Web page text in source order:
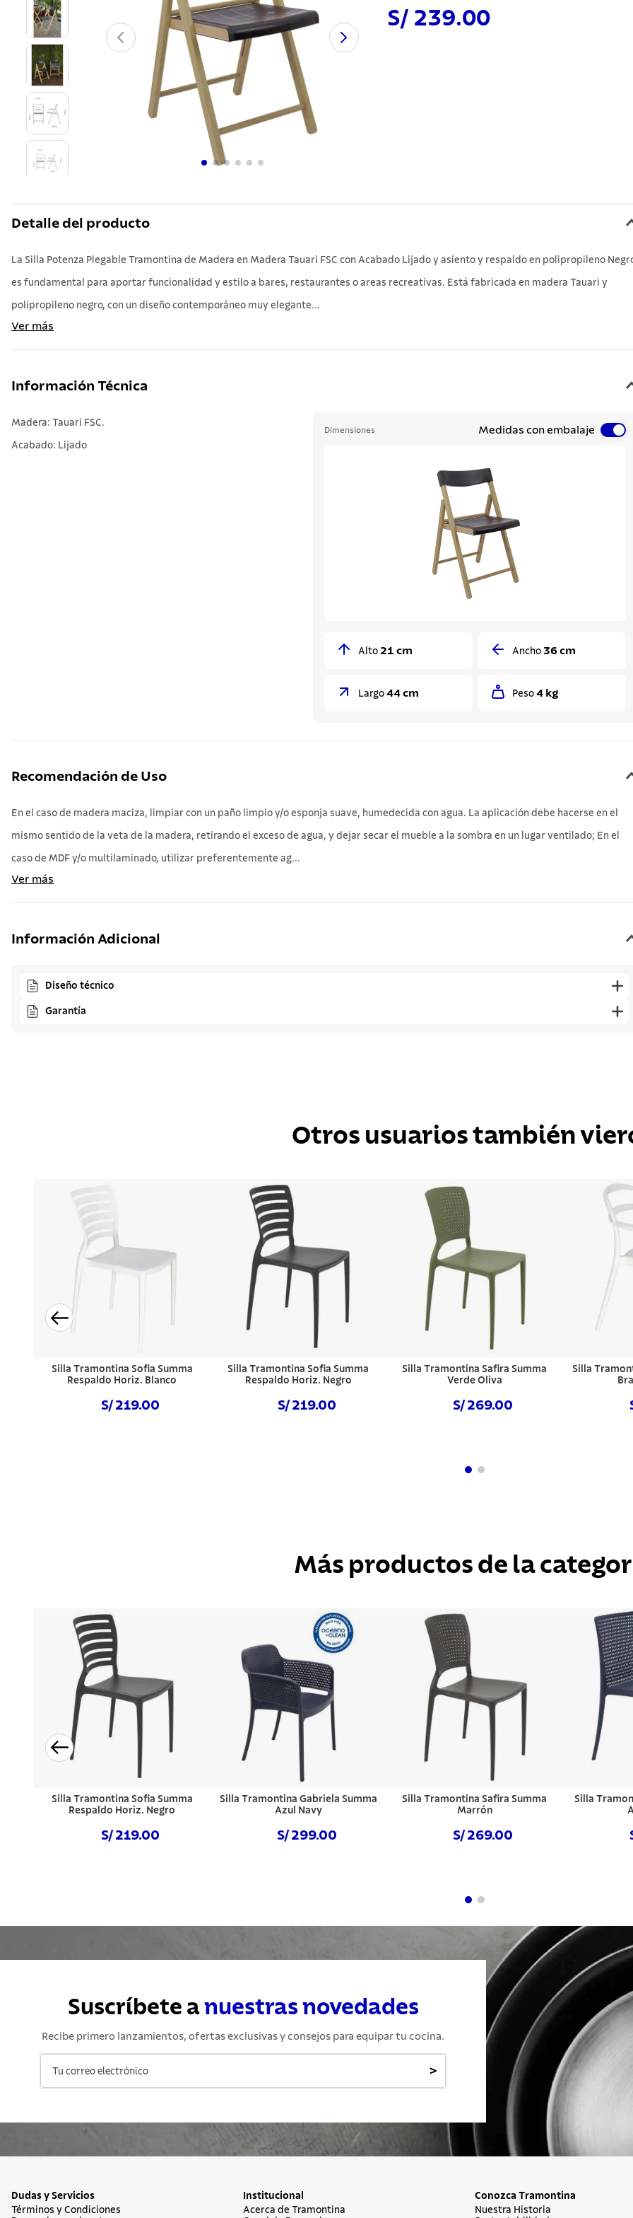
S/ 239.00
Detalle del producto
La Silla Potenza Plegable Tramontina de Madera en Madera Tauari FSC con Acabado Lijado y asiento y respaldo en polipropileno
es fundamental para aportar funcionalidad y estilo a bares, restaurantes o areas recreativas. Está fabricada en madera Tauari y
polipropileno negro, con un diseño contemporáneo muy elegante...
Ver más
Información Técnica
Madera: Tauari FSC.
Acabado: Lijado
Dimensiones Medidas con embalaje
Alto 21 cm Ancho 36 cm
Largo 44 cm Peso 4 kg
Recomendación de Uso
En el caso de madera maciza, limpiar con un paño limpio y/o esponja suave, humedecida con agua. La aplicación debe hacerse en el
mismo sentido de la veta de la madera, retirando el exceso de agua, y dejar secar el mueble a la sombra en un lugar ventilado; En el
caso de MDF y/o multilaminado, utilizar preferentemente ag...
Ver más
Información Adicional
Diseño técnico
Garantía
Otros usuarios también
Silla Tramontina Sofia Summa
Respaldo Horiz. Blanco
S/ 219.00
Silla Tramontina Sofia Summa
Respaldo Horiz. Negro
S/ 219.00
Silla Tramontina Safira Summa
Verde Oliva
S/ 269.00
Silla
Más productos de la
Silla Tramontina Sofia Summa
Respaldo Horiz. Negro
S/ 219.00
Silla Tramontina Gabriela Summa
Azul Navy
S/ 299.00
Silla Tramontina Safira Summa
Marrón
S/ 269.00
Silla
Suscríbete anuestras novedades
Recibe primero lanzamientos, ofertas exclusivas y consejos para equipar tu cocina.
>
Dudas y Servicios
Términos y Condiciones
Institucional
Acerca de Tramontina
Conozca Tramontina
Nuestra Historia
10. cuchillo